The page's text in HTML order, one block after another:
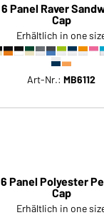
6 Panel Raver
Cap
Erhältlich in one
Art-Nr.:MB6112
6 Panel Polyester
Cap
Erhältlich in one